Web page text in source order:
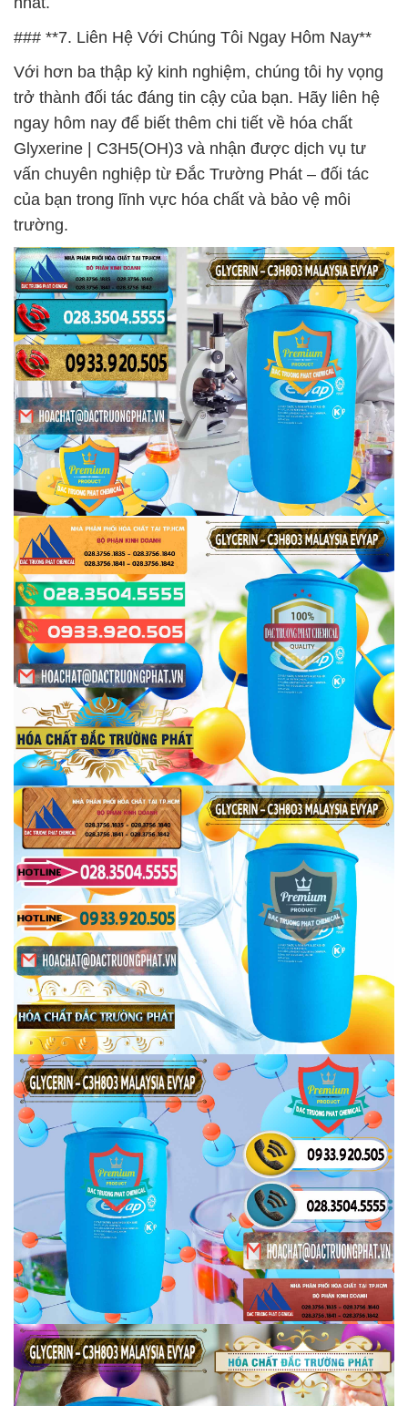
### **7. Liên Hệ Với Chúng Tôi Ngay Hôm Nay**
Với hơn ba thập kỷ kinh nghiệm, chúng tôi hy vọng
trở thành đối tác đáng tin cậy của bạn. Hãy liên hệ
ngay hôm nay để biết thêm chi tiết về hóa chất
Glyxerine | C3H5(OH)3 và nhận được dịch vụ tư
vấn chuyên nghiệp từ Đắc Trường Phát – đối tác
của bạn trong lĩnh vực hóa chất và bảo vệ môi
trường.